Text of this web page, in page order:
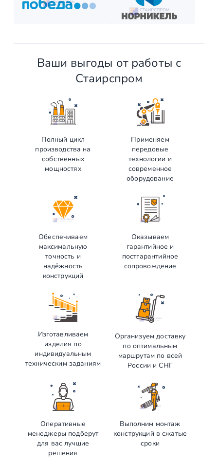
Ваши выгоды от работы с
Стаирспром
Полный цикл
производства на
собственных
мощностях
Применяем
передовые
технологии и
современное
оборудование
Обеспечиваем
максимальную
точность и
надёжность
конструкций
Оказываем
гарантийное и
постгарантийное
сопровождение
Изготавливаем
изделия по
индивидуальным
техническим заданиям
Организуем доставку
по оптимальным
маршрутам по всей
России и СНГ
Оперативные
менеджеры подберут
для вас лучшие
решения
Выполним монтаж
конструкций в сжатые
сроки